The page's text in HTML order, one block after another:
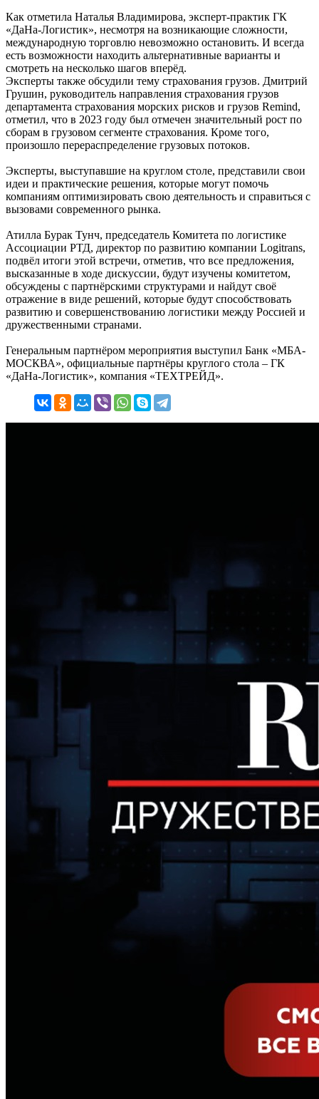
Как отметила Наталья Владимирова, эксперт-практик ГК
«ДаНа-Логистик», несмотря на возникающие сложности,
международную торговлю невозможно остановить. И всегда
есть возможности находить альтернативные варианты и
смотреть на несколько шагов вперёд.
Эксперты также обсудили тему страхования грузов. Дмитрий
Грушин, руководитель направления страхования грузов
департамента страхования морских рисков и грузов Remind,
отметил, что в 2023 году был отмечен значительный рост по
сборам в грузовом сегменте страхования. Кроме того,
произошло перераспределение грузовых потоков.
Эксперты, выступавшие на круглом столе, представили свои
идеи и практические решения, которые могут помочь
компаниям оптимизировать свою деятельность и справиться с
вызовами современного рынка.
Атилла Бурак Тунч, председатель Комитета по логистике
Ассоциации РТД, директор по развитию компании Logitrans,
подвёл итоги этой встречи, отметив, что все предложения,
высказанные в ходе дискуссии, будут изучены комитетом,
обсуждены с партнёрскими структурами и найдут своё
отражение в виде решений, которые будут способствовать
развитию и совершенствованию логистики между Россией и
дружественными странами.
Генеральным партнёром мероприятия выступил Банк «МБА-
МОСКВА», официальные партнёры круглого стола – ГК
«ДаНа-Логистик», компания «ТЕХТРЕЙД».